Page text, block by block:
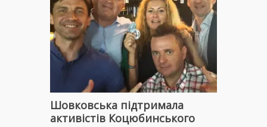
Шовковська підтримала
активістів Коцюбинського